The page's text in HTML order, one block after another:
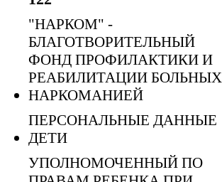
"НАРКОМ" -
БЛАГОТВОРИТЕЛЬНЫЙ
ФОНД ПРОФИЛАКТИКИ И
РЕАБИЛИТАЦИИ БОЛЬНЫХ
НАРКОМАНИЕЙ
ПЕРСОНАЛЬНЫЕ ДАННЫЕ
ДЕТИ
УПОЛНОМОЧЕННЫЙ ПО